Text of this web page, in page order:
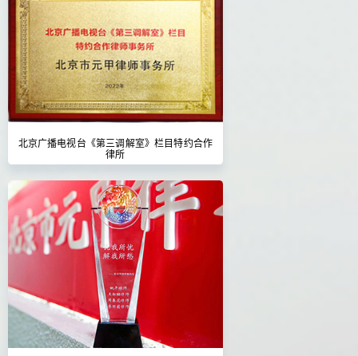
北京广播电视台《第三调解室》栏目特约合作
律所